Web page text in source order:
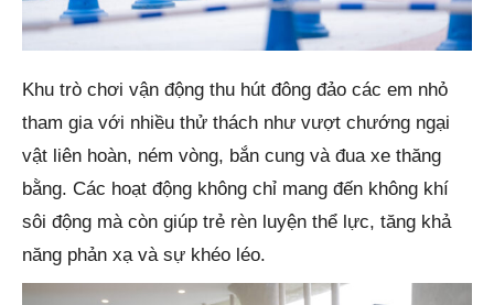
Khu trò chơi vận động thu hút đông đảo các em nhỏ
tham gia với nhiều thử thách như vượt chướng ngại
vật liên hoàn, ném vòng, bắn cung và đua xe thăng
bằng. Các hoạt động không chỉ mang đến không khí
sôi động mà còn giúp trẻ rèn luyện thể lực, tăng khả
năng phản xạ và sự khéo léo.